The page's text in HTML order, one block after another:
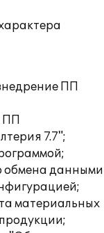
ПП
ПП
7.7";
обмена данными
материальных